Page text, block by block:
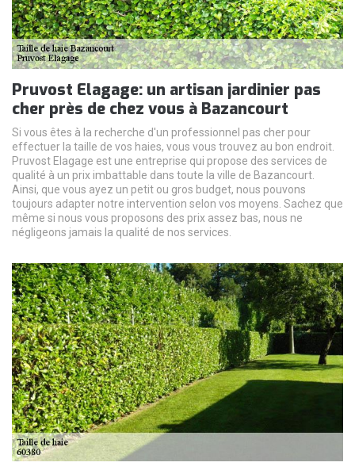
Pruvost Elagage: un artisan jardinier pas
cher près de chez vous à Bazancourt
Si vous êtes à la recherche d'un professionnel pas cher pour
effectuer la taille de vos haies, vous vous trouvez au bon endroit.
Pruvost Elagage est une entreprise qui propose des services de
qualité à un prix imbattable dans toute la ville de Bazancourt.
Ainsi, que vous ayez un petit ou gros budget, nous pouvons
toujours adapter notre intervention selon vos moyens. Sachez que
même si nous vous proposons des prix assez bas, nous ne
négligeons jamais la qualité de nos services.